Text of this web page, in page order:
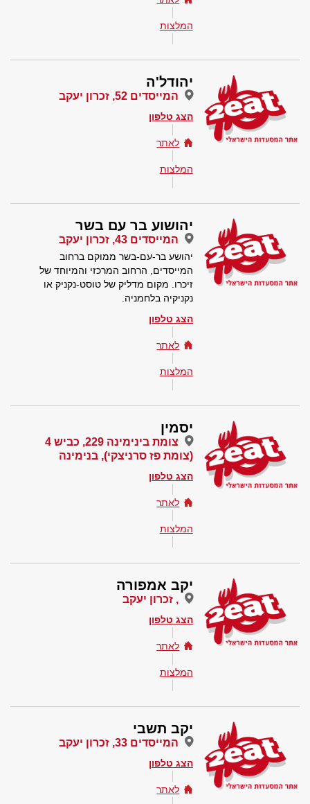
המלצות
יהודל'ה
המייסדים 52, זכרון יעקב
הצג טלפון
לאתר
המלצות
יהושוע בר עם בשר
המייסדים 43, זכרון יעקב
יהושע בר-עם-בשר ממוקם ברחוב
המייסדים, הרחוב המרכזי והמיוחד של
זיכרו. מקום מדליק של טוסט-נקניק או
נקניקיה בלחמניה.
הצג טלפון
לאתר
המלצות
יסמין
צומת בינימינה 229, כביש 4
(צומת פז סרניצקי), בנימינה
הצג טלפון
לאתר
המלצות
יקב אמפורה
, זכרון יעקב
הצג טלפון
לאתר
המלצות
יקב תשבי
המייסדים 33, זכרון יעקב
הצג טלפון
לאתר